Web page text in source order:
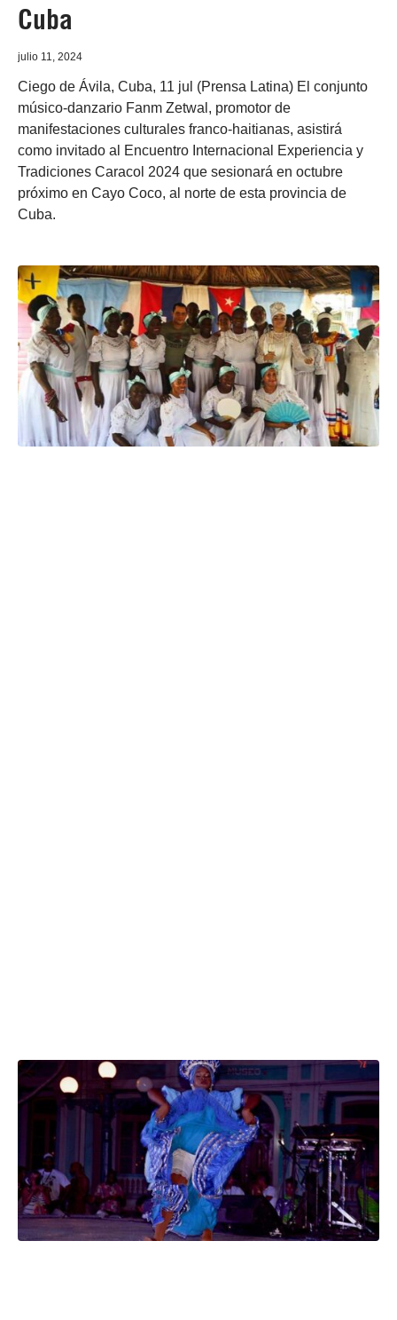
Cuba
julio 11, 2024
Ciego de Ávila, Cuba, 11 jul (Prensa Latina) El conjunto
músico-danzario Fanm Zetwal, promotor de
manifestaciones culturales franco-haitianas, asistirá
como invitado al Encuentro Internacional Experiencia y
Tradiciones Caracol 2024 que sesionará en octubre
próximo en Cayo Coco, al norte de esta provincia de
Cuba.